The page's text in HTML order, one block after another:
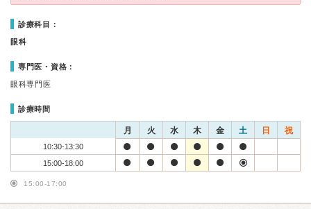
診療科目：
眼科
専門医・資格：
眼科専門医
診療時間
月 火 水 木 金 土 日 祝
10:30-13:30
15:00-18:00
15:00-17:00